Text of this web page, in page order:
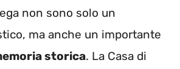
non sono solo un
ma anche un importante
storica. La Casa di